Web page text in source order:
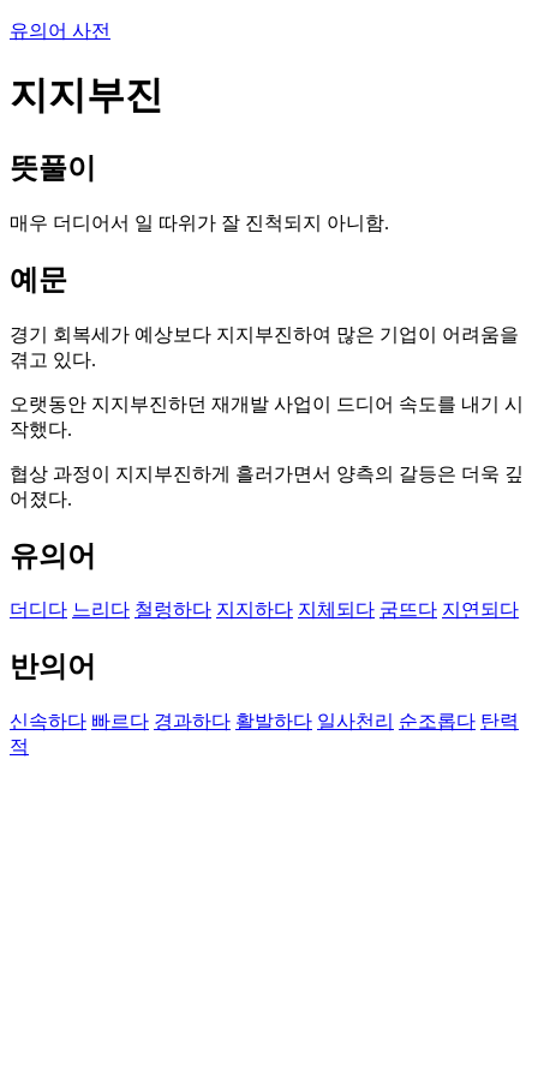
유의어 사전
지지부진
뜻풀이
매우 더디어서 일 따위가 잘 진척되지 아니함.
예문
경기 회복세가 예상보다 지지부진하여 많은 기업이 어려움을
겪고 있다.
오랫동안 지지부진하던 재개발 사업이 드디어 속도를 내기 시
작했다.
협상 과정이 지지부진하게 흘러가면서 양측의 갈등은 더욱 깊
어졌다.
유의어
더디다 느리다 철렁하다 지지하다 지체되다 굼뜨다 지연되다
반의어
신속하다 빠르다 경과하다 활발하다 일사천리 순조롭다 탄력
적